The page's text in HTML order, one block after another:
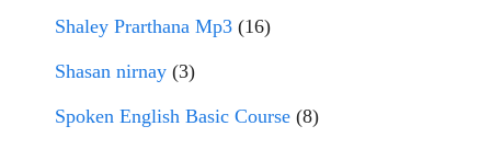
Shaley Prarthana Mp3 (16)
Shasan nirnay (3)
Spoken English Basic Course (8)